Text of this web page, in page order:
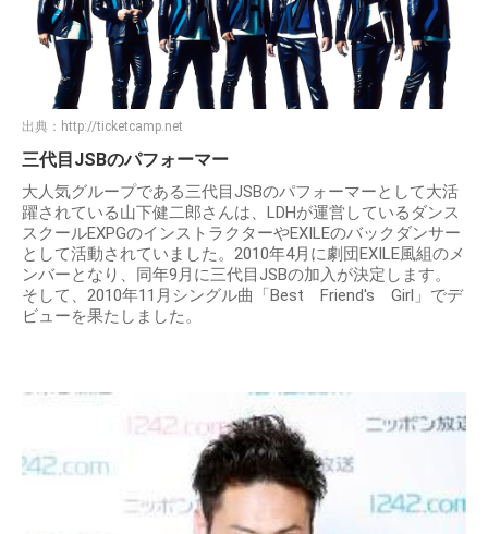
出典： http://ticketcamp.net
三代目JSBのパフォーマー
大人気グループである三代目JSBのパフォーマーとして大活
躍されている山下健二郎さんは、LDHが運営しているダンス
スクールEXPGのインストラクターやEXILEのバックダンサー
として活動されていました。2010年4月に劇団EXILE風組のメ
ンバーとなり、同年9月に三代目JSBの加入が決定します。
そして、2010年11月シングル曲「Best Friend's Girl」でデ
ビューを果たしました。